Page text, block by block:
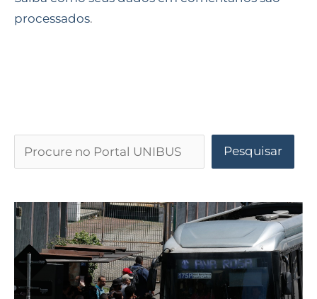
processados.
Pesquisar